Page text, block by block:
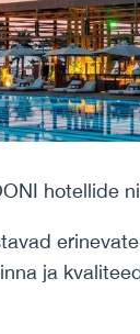
hotellide
ja